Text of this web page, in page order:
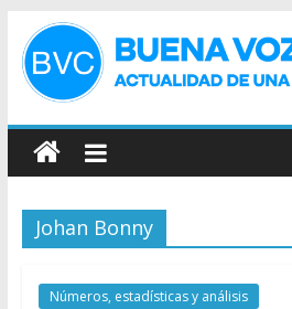
Johan Bonny
Números, estadísticas y análisis